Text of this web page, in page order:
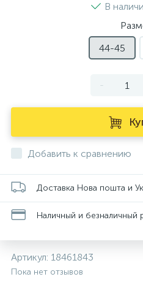
В
44-45
-
Добавить к сравнению
Доставка Нова пошта и
Наличный и безналичный
Артикул: 18461843
Пока нет отзывов